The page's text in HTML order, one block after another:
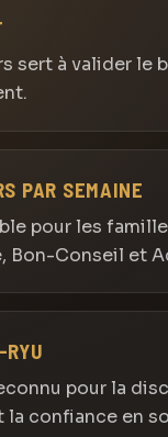
sert à valider le
PAR SEMAINE
pour les
Bon-Conseil et
pour la
confiance en